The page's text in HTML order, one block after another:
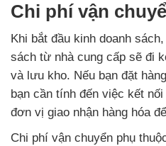
Chi phí vận
Khi bắt đầu kinh doanh
sách từ nhà cung cấp sẽ đi
và lưu kho. Nếu bạn đặt
bạn cần tính đến việc kết
đơn vị giao nhận hàng hóa
Chi phí vận chuyển phụ